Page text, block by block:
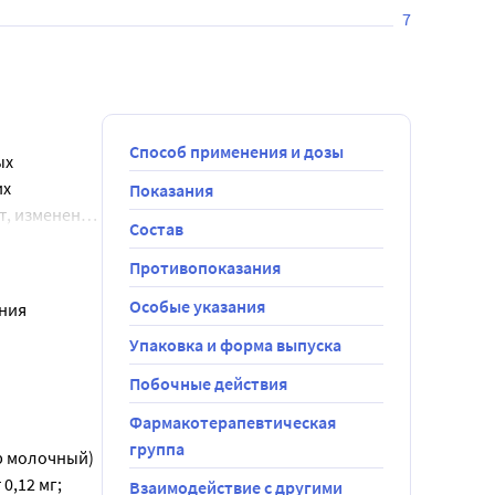
7
изменения
от
рецидива
кг один
в
когда
детей с
в
молочный)
мг;
Способ применения и дозы
Показания
Состав
Противопоказания
Особые указания
Упаковка и форма выпуска
Побочные действия
Фармакотерапевтическая
группа
Взаимодействие с другими